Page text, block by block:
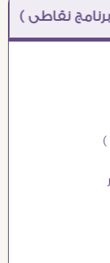
نقاطى )à خصم 5% للعملاء الجدد à شحن مجانى عند الشراء ب 4000 جنيه à